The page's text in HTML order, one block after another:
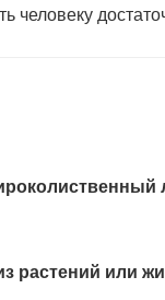
человеку
или